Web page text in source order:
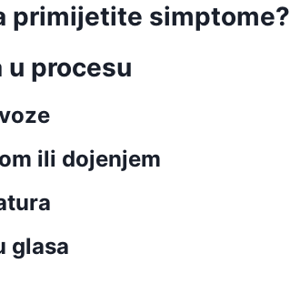
primijetite simptome?
u procesu
ili dojenjem
glasa